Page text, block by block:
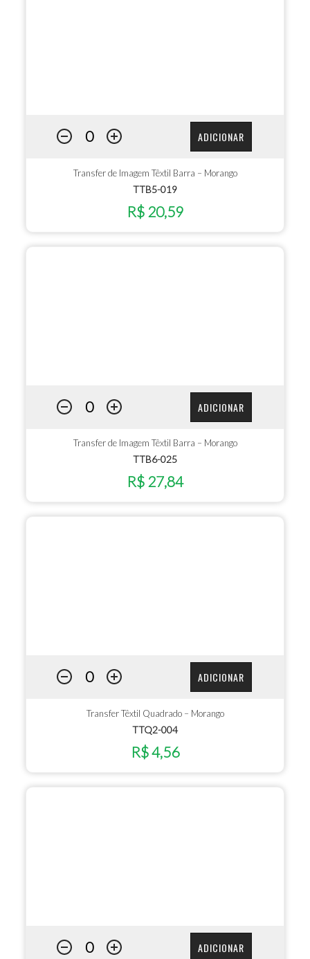
ADICIONAR
Transfer de Imagem Têxtil Barra – Morango
TTB5-019
R$ 20,59
ADICIONAR
Transfer de Imagem Têxtil Barra – Morango
TTB6-025
R$ 27,84
ADICIONAR
Transfer Têxtil Quadrado – Morango
TTQ2-004
R$ 4,56
ADICIONAR